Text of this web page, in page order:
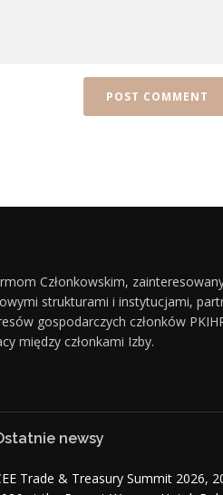
Członkowskim,
strukturami i instytucjami,
gospodarczych członków
między członkami Izby.
newsy
Trade & Treasury Summit 2026,